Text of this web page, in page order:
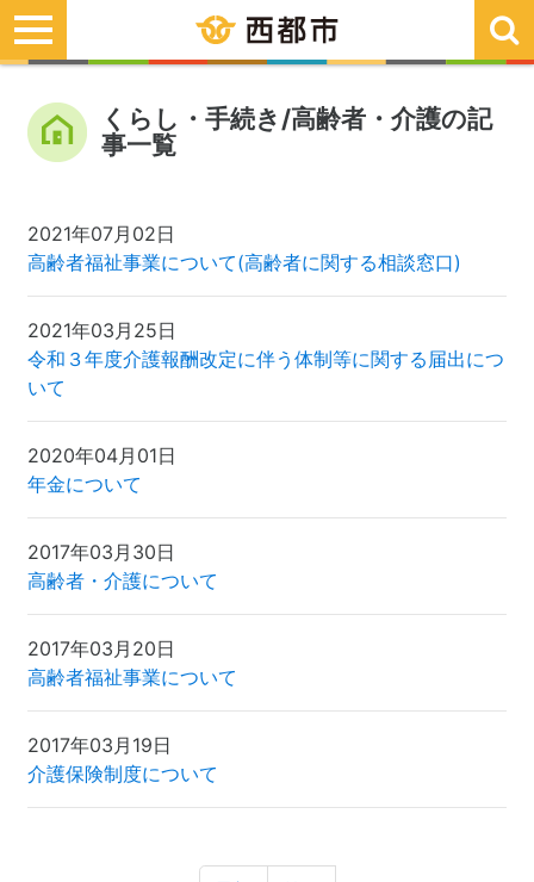
toggle
navigation
くらし・手続き/高齢者・介護の記
事一覧
2021年07月02日
高齢者福祉事業について(高齢者に関する相談窓口)
2021年03月25日
令和３年度介護報酬改定に伴う体制等に関する届出につ
いて
2020年04月01日
年金について
2017年03月30日
高齢者・介護について
2017年03月20日
高齢者福祉事業について
2017年03月19日
介護保険制度について